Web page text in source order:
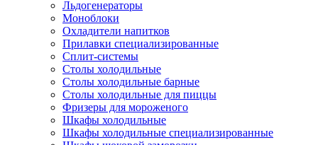
Льдогенераторы
Моноблоки
Охладители напитков
Прилавки специализированные
Сплит-системы
Столы холодильные
Столы холодильные барные
Столы холодильные для пиццы
Фризеры для мороженого
Шкафы холодильные
Шкафы холодильные специализированные